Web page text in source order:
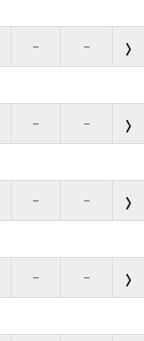
– –
– –
– –
– –